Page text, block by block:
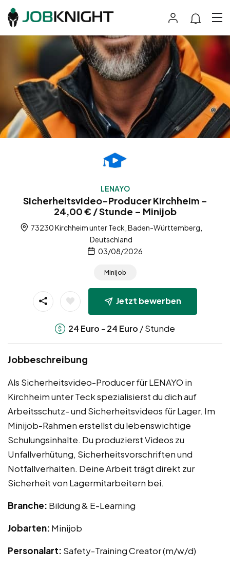
LENAYO
Sicherheitsvideo-Producer Kirchheim –
24,00 € / Stunde – Minijob
73230 Kirchheim unter Teck, Baden-Württemberg,
Deutschland
03/08/2026
Minijob
Jetzt bewerben
24 Euro - 24 Euro / Stunde
Jobbeschreibung
Als Sicherheitsvideo-Producer für LENAYO in
Kirchheim unter Teck spezialisierst du dich auf
Arbeitsschutz- und Sicherheitsvideos für Lager. Im
Minijob-Rahmen erstellst du lebenswichtige
Schulungsinhalte. Du produzierst Videos zu
Unfallverhütung, Sicherheitsvorschriften und
Notfallverhalten. Deine Arbeit trägt direkt zur
Sicherheit von Lagermitarbeitern bei.
Branche: Bildung & E-Learning
Jobarten: Minijob
Personalart: Safety-Training Creator (m/w/d)